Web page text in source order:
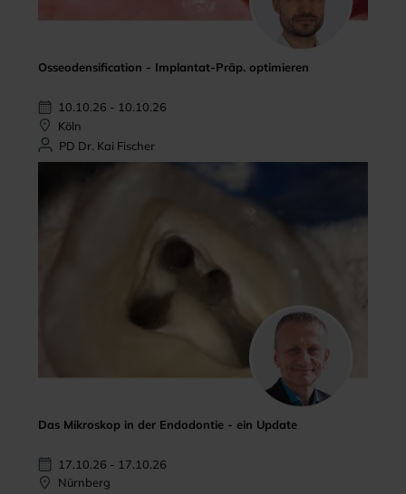
Osseodensification - Implantat-Präp. optimieren
10.10.26 - 10.10.26
Köln
PD Dr. Kai Fischer
Das Mikroskop in der Endodontie - ein Update
17.10.26 - 17.10.26
Nürnberg